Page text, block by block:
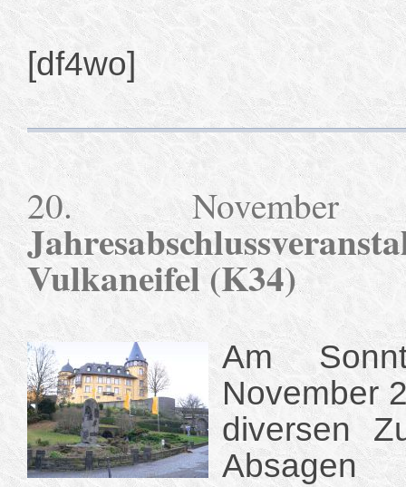
[df4wo]
20.
Vulkaneifel (K34)
Am
November
diversen